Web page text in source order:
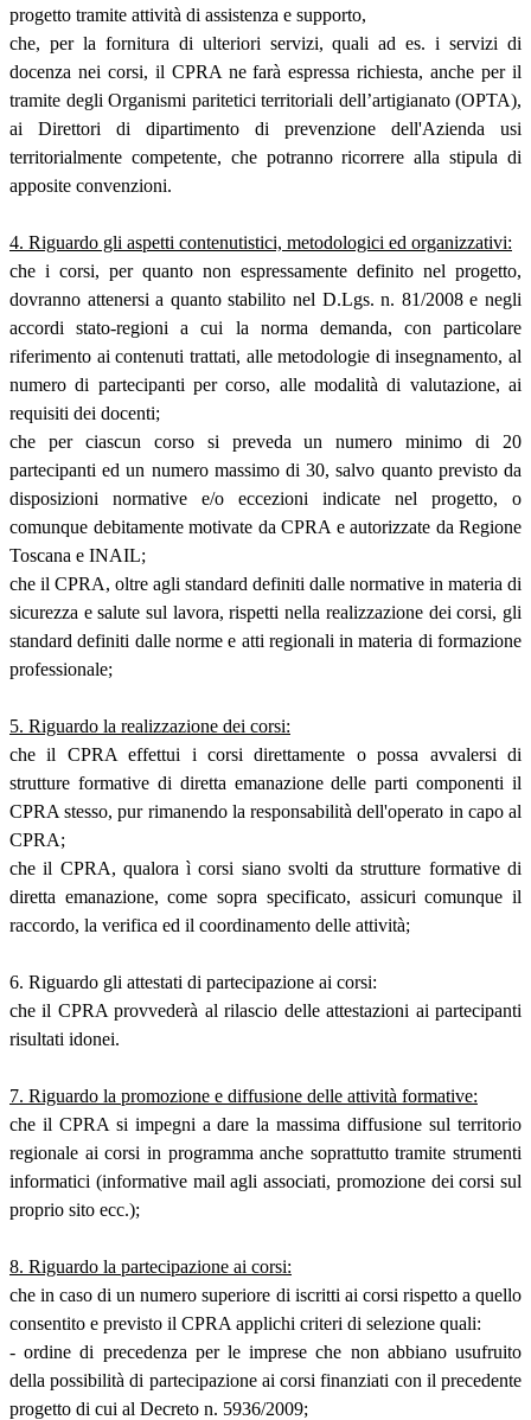
progetto tramite attività di assistenza e supporto,
che, per la fornitura di ulteriori servizi, quali ad es. i servizi di
docenza nei corsi, il CPRA ne farà espressa richiesta, anche per il
tramite degli Organismi paritetici territoriali dell’artigianato (OPTA),
ai Direttori di dipartimento di prevenzione dell'Azienda usi
territorialmente competente, che potranno ricorrere alla stipula di
apposite convenzioni.
4. Riguardo gli aspetti contenutistici, metodologici ed organizzativi:
che i corsi, per quanto non espressamente definito nel progetto,
dovranno attenersi a quanto stabilito nel D.Lgs. n. 81/2008 e negli
accordi stato-regioni a cui la norma demanda, con particolare
riferimento ai contenuti trattati, alle metodologie di insegnamento, al
numero di partecipanti per corso, alle modalità di valutazione, ai
requisiti dei docenti;
che per ciascun corso si preveda un numero minimo di 20
partecipanti ed un numero massimo di 30, salvo quanto previsto da
disposizioni normative e/o eccezioni indicate nel progetto, o
comunque debitamente motivate da CPRA e autorizzate da Regione
Toscana e INAIL;
che il CPRA, oltre agli standard definiti dalle normative in materia di
sicurezza e salute sul lavora, rispetti nella realizzazione dei corsi, gli
standard definiti dalle norme e atti regionali in materia di formazione
professionale;
5. Riguardo la realizzazione dei corsi:
che il CPRA effettui i corsi direttamente o possa avvalersi di
strutture formative di diretta emanazione delle parti componenti il
CPRA stesso, pur rimanendo la responsabilità dell'operato in capo al
CPRA;
che il CPRA, qualora ì corsi siano svolti da strutture formative di
diretta emanazione, come sopra specificato, assicuri comunque il
raccordo, la verifica ed il coordinamento delle attività;
6. Riguardo gli attestati di partecipazione ai corsi:
che il CPRA provvederà al rilascio delle attestazioni ai partecipanti
risultati idonei.
7. Riguardo la promozione e diffusione delle attività formative:
che il CPRA si impegni a dare la massima diffusione sul territorio
regionale ai corsi in programma anche soprattutto tramite strumenti
informatici (informative mail agli associati, promozione dei corsi sul
proprio sito ecc.);
8. Riguardo la partecipazione ai corsi:
che in caso di un numero superiore di iscritti ai corsi rispetto a quello
consentito e previsto il CPRA applichi criteri di selezione quali:
- ordine di precedenza per le imprese che non abbiano usufruito
della possibilità di partecipazione ai corsi finanziati con il precedente
progetto di cui al Decreto n. 5936/2009;